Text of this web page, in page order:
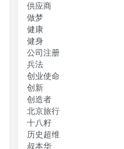
供应商
做梦
健康
健身
公司注册
兵法
创业使命
创新
创造者
北京旅行
十八籽
历史超维
叔本华